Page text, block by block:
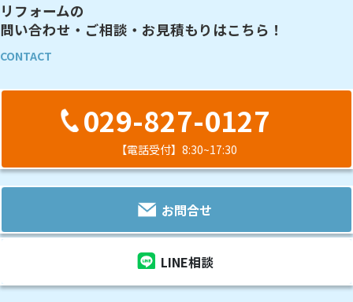
リフォームの
問い合わせ・ご相談・お見積もりはこちら！
CONTACT
029-827-0127
【電話受付】8:30~17:30
お問合せ
LINE相談